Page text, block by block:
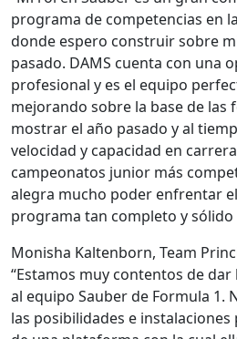
programa de competencias en
donde espero construir sobre
pasado. DAMS cuenta con una
profesional y es el equipo
mejorando sobre la base de las
mostrar el año pasado y al
velocidad y capacidad en
campeonatos junior más
alegra mucho poder enfrentar
programa tan completo y sólido
Monisha Kaltenborn, Team
“Estamos muy contentos de dar
al equipo Sauber de Formula 1.
las posibilidades e